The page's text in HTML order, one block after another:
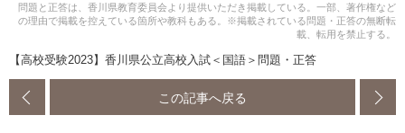
問題と正答は、香川県教育委員会より提供いただき掲載している。一部、著作権など
の理由で掲載を控えている箇所や教科もある。※掲載されている問題・正答の無断転
載、転用を禁止する。
【高校受験2023】香川県公立高校入試＜国語＞問題・正答
この記事へ戻る